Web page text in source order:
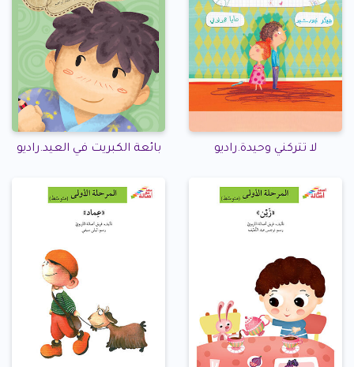
لا تتركني وحيدة.راديو بائعة الكبريت في العيد.راديو